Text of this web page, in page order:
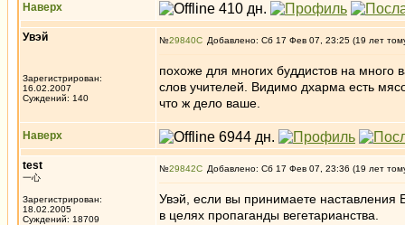
Наверх
Увэй
Зарегистрирован:
16.02.2007
Суждений: 140
№29840 Добавлено: Сб 17 Фев 07, 23:25 (19 лет
похоже для многих буддистов на много
слов учителей. Видимо дхарма есть
что ж дело ваше.
Наверх
test
一心
Зарегистрирован:
18.02.2005
Суждений: 18709
№29842 Добавлено: Сб 17 Фев 07, 23:36 (19 лет
Увэй, если вы принимаете наставления
в целях пропаганды вегетарианства.